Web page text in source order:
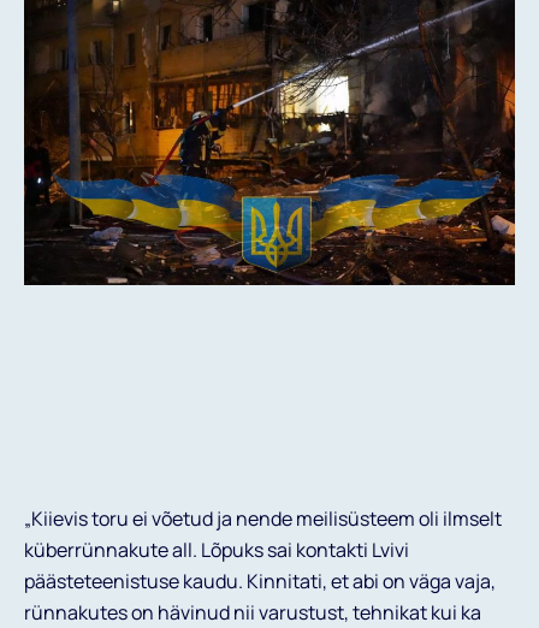
„Kiievis toru ei võetud ja nende meilisüsteem oli ilmselt
küberrünnakute all. Lõpuks sai kontakti Lvivi
päästeteenistuse kaudu. Kinnitati, et abi on väga vaja,
rünnakutes on hävinud nii varustust, tehnikat kui ka